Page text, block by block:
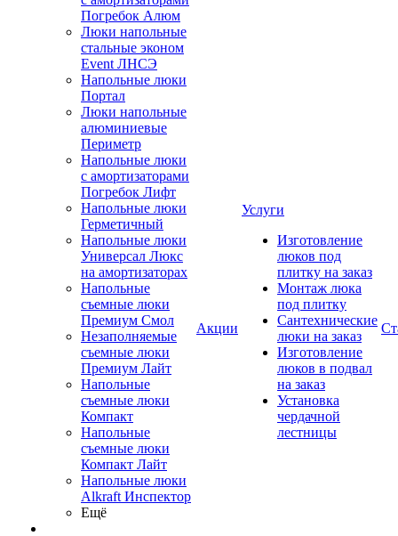
Погребок Алюм
Люки напольные
стальные эконом
Event ЛНСЭ
Напольные люки
Портал
Люки напольные
алюминиевые
Периметр
Напольные люки
с амортизаторами
Погребок Лифт
Напольные люки
Герметичный
Напольные люки
Универсал Люкс
на амортизаторах
Напольные
съемные люки
Премиум Смол
Незаполняемые
съемные люки
Премиум Лайт
Напольные
съемные люки
Компакт
Напольные
съемные люки
Компакт Лайт
Напольные люки
Alkraft Инспектор
Ещё
Акции
Услуги
Изготовление
люков под
плитку на заказ
Монтаж люка
под плитку
Сантехнические
люки на заказ
Изготовление
люков в подвал
на заказ
Установка
чердачной
лестницы